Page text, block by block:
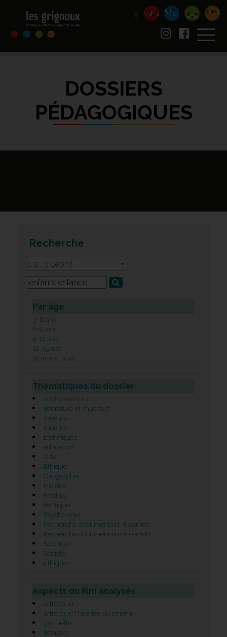
DOSSIERS
PÉDAGOGIQUES
Recherche
1, 2 , 3 Léon !
Par âge
3-6 ans
6-9 ans
9-12 ans
12-15 ans
15 ans et plus
Thématiques du dossier
environnement
littérature et musique
moeurs
mœurs
techniques
éducation
Arts
Ethique
Géographie
Histoire
Médias
Politique
Psychologie
Recherche documentaire (Internet)
Recherche documentaire (internet)
Sciences
Société
Éthique
Aspects du film analysés
artistique)
artistique)Théories du cinéma
gestuelle
littéraire